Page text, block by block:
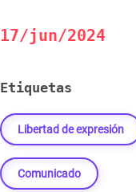
17/jun/2024
Etiquetas
Libertad de expresión
Comunicado